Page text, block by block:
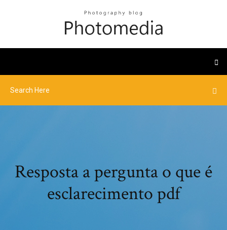
Resposta a pergunta o que é
esclarecimento pdf